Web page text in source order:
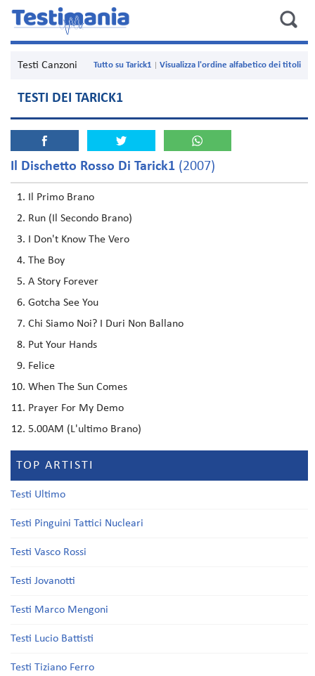
Testi Canzoni Visualizza l'ordine alfabetico dei titoli
Tutto su Tarick1
TESTI DEI TARICK1
Il Dischetto Rosso Di Tarick1 (2007)
Il Primo Brano
Run (Il Secondo Brano)
I Don't Know The Vero
The Boy
A Story Forever
Gotcha See You
Chi Siamo Noi? I Duri Non Ballano
Put Your Hands
Felice
When The Sun Comes
Prayer For My Demo
5.00AM (L'ultimo Brano)
TOP ARTISTI
Testi Ultimo
Testi Pinguini Tattici Nucleari
Testi Vasco Rossi
Testi Jovanotti
Testi Marco Mengoni
Testi Lucio Battisti
Testi Tiziano Ferro